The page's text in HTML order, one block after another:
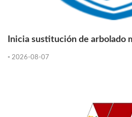
Inicia sustitución de arbolado
- 2026-08-07